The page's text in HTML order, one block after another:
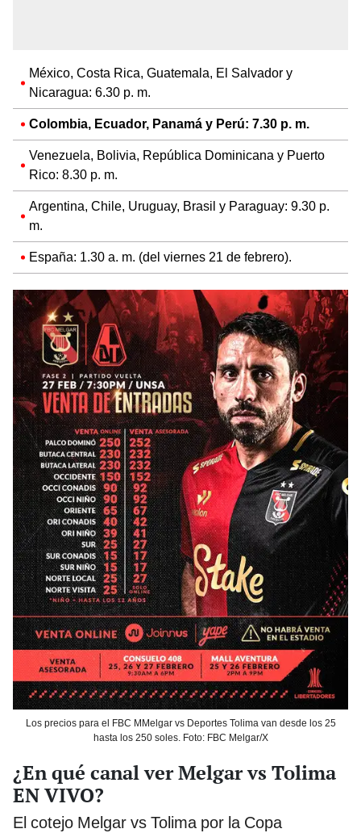
México, Costa Rica, Guatemala, El Salvador y
Nicaragua: 6.30 p. m.
Colombia, Ecuador, Panamá y Perú: 7.30 p. m.
Venezuela, Bolivia, República Dominicana y Puerto
Rico: 8.30 p. m.
Argentina, Chile, Uruguay, Brasil y Paraguay: 9.30 p.
m.
España: 1.30 a. m. (del viernes 21 de febrero).
Los precios para el FBC MMelgar vs Deportes Tolima van desde los 25
hasta los 250 soles. Foto: FBC Melgar/X
¿En qué canal ver Melgar vs Tolima
EN VIVO?
El cotejo Melgar vs Tolima por la Copa